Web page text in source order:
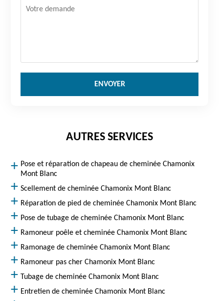
AUTRES SERVICES
Pose et réparation de chapeau de cheminée Chamonix
Mont Blanc
Scellement de cheminée Chamonix Mont Blanc
Réparation de pied de cheminée Chamonix Mont Blanc
Pose de tubage de cheminée Chamonix Mont Blanc
Ramoneur poêle et cheminée Chamonix Mont Blanc
Ramonage de cheminée Chamonix Mont Blanc
Ramoneur pas cher Chamonix Mont Blanc
Tubage de cheminée Chamonix Mont Blanc
Entretien de cheminée Chamonix Mont Blanc